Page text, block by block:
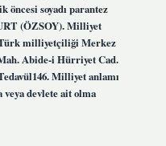
öncesi soyadı parantez
(ÖZSOY). Milliyet
milliyetçiliği Merkez
Abide-i Hürriyet Cad.
Milliyet anlamı
devlete ait olma